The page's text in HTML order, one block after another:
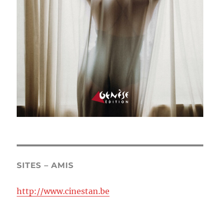
SITES – AMIS
http://www.cinestan.be